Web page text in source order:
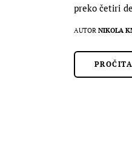
preko četiri
AUTOR NIKOLA